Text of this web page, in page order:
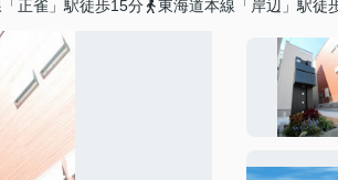
正雀」駅徒歩15分 東海道本線「岸辺」駅徒